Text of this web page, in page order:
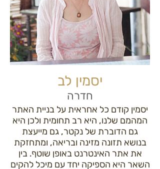
יסמין לב
חדרה
יסמין קודם כל אחראית על בניית האתר
המהמם שלנו, היא רב תחומית ולכן היא
גם הדוברת של נקטר, גם מייעצת
בנושא תזונה מזינה ובריאה, ומתחזקת
את אתר האינטרנט באופן שוטף. בין
השאר היא הספיקה יחד עם מיכל להקים